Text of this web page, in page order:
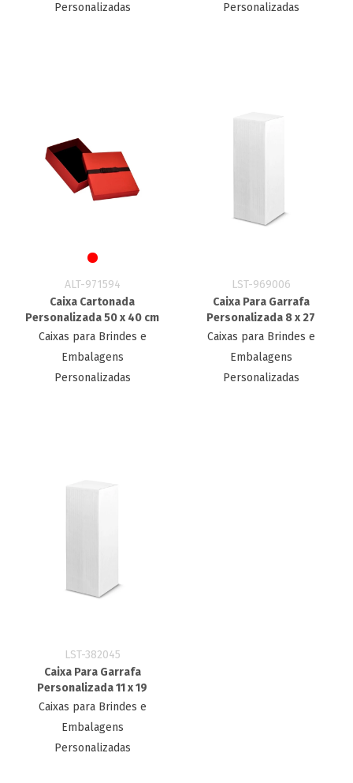
Personalizadas
Personalizadas
ALT-971594
Caixa Cartonada
Personalizada 50 x 40 cm
Caixas para Brindes e
Embalagens
Personalizadas
LST-969006
Caixa Para Garrafa
Personalizada 8 x 27
Caixas para Brindes e
Embalagens
Personalizadas
LST-382045
Caixa Para Garrafa
Personalizada 11 x 19
Caixas para Brindes e
Embalagens
Personalizadas